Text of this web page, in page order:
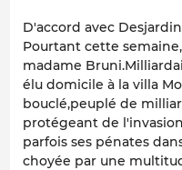
D'accord avec
Pourtant cette
madame
élu domicile à la villa
bouclé,peuplé de
protégeant de
parfois ses pénates
choyée par une